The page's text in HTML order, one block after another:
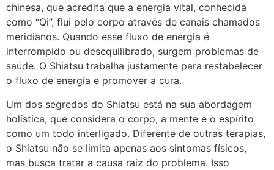
chinesa, que acredita que a energia vital, conhecida
como “Qi”, flui pelo corpo através de canais chamados
meridianos. Quando esse fluxo de energia é
interrompido ou desequilibrado, surgem problemas de
saúde. O Shiatsu trabalha justamente para restabelecer
o fluxo de energia e promover a cura.
Um dos segredos do Shiatsu está na sua abordagem
holística, que considera o corpo, a mente e o espírito
como um todo interligado. Diferente de outras terapias,
o Shiatsu não se limita apenas aos sintomas físicos,
mas busca tratar a causa raiz do problema. Isso